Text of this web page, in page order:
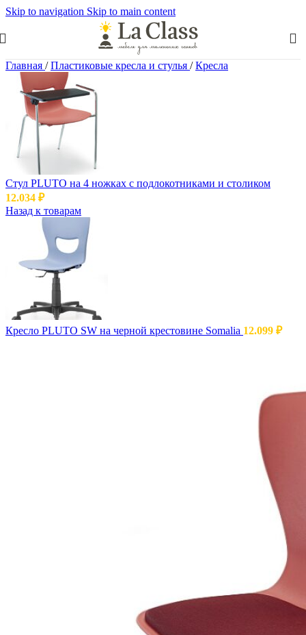
Skip to navigation Skip to main content
Главная / Пластиковые кресла и стулья / Кресла
Cтул PLUTO на 4 ножках с подлокотниками и столиком
12.034 ₽
Назад к товарам
Кресло PLUTO SW на черной крестовине Somalia 12.099 ₽